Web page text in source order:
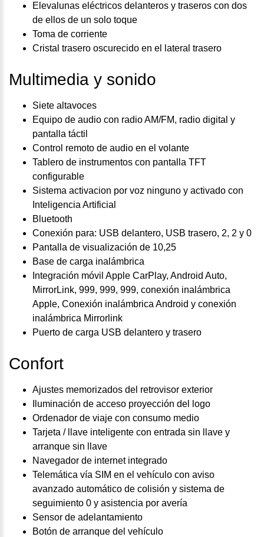
Elevalunas eléctricos delanteros y traseros con dos
de ellos de un solo toque
Toma de corriente
Cristal trasero oscurecido en el lateral trasero
Multimedia y sonido
Siete altavoces
Equipo de audio con radio AM/FM, radio digital y
pantalla táctil
Control remoto de audio en el volante
Tablero de instrumentos con pantalla TFT
configurable
Sistema activacion por voz ninguno y activado con
Inteligencia Artificial
Bluetooth
Conexión para: USB delantero, USB trasero, 2, 2 y 0
Pantalla de visualización de 10,25
Base de carga inalámbrica
Integración móvil Apple CarPlay, Android Auto,
MirrorLink, 999, 999, 999, conexión inalámbrica
Apple, Conexión inalámbrica Android y conexión
inalámbrica Mirrorlink
Puerto de carga USB delantero y trasero
Confort
Ajustes memorizados del retrovisor exterior
Iluminación de acceso proyección del logo
Ordenador de viaje con consumo medio
Tarjeta / llave inteligente con entrada sin llave y
arranque sin llave
Navegador de internet integrado
Telemática vía SIM en el vehículo con aviso
avanzado automático de colisión y sistema de
seguimiento 0 y asistencia por avería
Sensor de adelantamiento
Botón de arranque del vehículo